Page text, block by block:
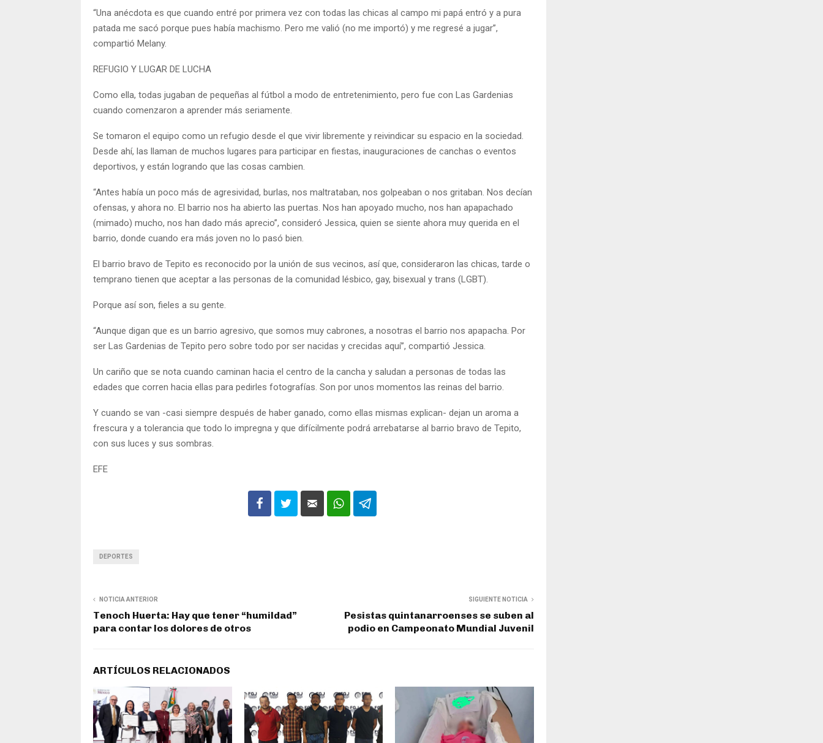
“Una anécdota es que cuando entré por primera vez con todas las chicas al campo mi papá entró y a pura
patada me sacó porque pues había machismo. Pero me valió (no me importó) y me regresé a jugar”,
compartió Melany.
REFUGIO Y LUGAR DE LUCHA
Como ella, todas jugaban de pequeñas al fútbol a modo de entretenimiento, pero fue con Las Gardenias
cuando comenzaron a aprender más seriamente.
Se tomaron el equipo como un refugio desde el que vivir libremente y reivindicar su espacio en la sociedad.
Desde ahí, las llaman de muchos lugares para participar en fiestas, inauguraciones de canchas o eventos
deportivos, y están logrando que las cosas cambien.
“Antes había un poco más de agresividad, burlas, nos maltrataban, nos golpeaban o nos gritaban. Nos decían
ofensas, y ahora no. El barrio nos ha abierto las puertas. Nos han apoyado mucho, nos han apapachado
(mimado) mucho, nos han dado más aprecio”, consideró Jessica, quien se siente ahora muy querida en el
barrio, donde cuando era más joven no lo pasó bien.
El barrio bravo de Tepito es reconocido por la unión de sus vecinos, así que, consideraron las chicas, tarde o
temprano tienen que aceptar a las personas de la comunidad lésbico, gay, bisexual y trans (LGBT).
Porque así son, fieles a su gente.
“Aunque digan que es un barrio agresivo, que somos muy cabrones, a nosotras el barrio nos apapacha. Por
ser Las Gardenias de Tepito pero sobre todo por ser nacidas y crecidas aquí”, compartió Jessica.
Un cariño que se nota cuando caminan hacia el centro de la cancha y saludan a personas de todas las
edades que corren hacia ellas para pedirles fotografías. Son por unos momentos las reinas del barrio.
Y cuando se van -casi siempre después de haber ganado, como ellas mismas explican- dejan un aroma a
frescura y a tolerancia que todo lo impregna y que difícilmente podrá arrebatarse al barrio bravo de Tepito,
con sus luces y sus sombras.
EFE
DEPORTES
NOTICIA ANTERIOR
Tenoch Huerta: Hay que tener “humildad”
para contar los dolores de otros
SIGUIENTE NOTICIA
Pesistas quintanarroenses se suben al
podio en Campeonato Mundial Juvenil
ARTÍCULOS RELACIONADOS